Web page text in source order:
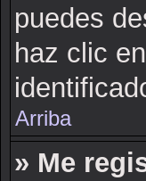
puedes
haz clic en
Arriba
» Me